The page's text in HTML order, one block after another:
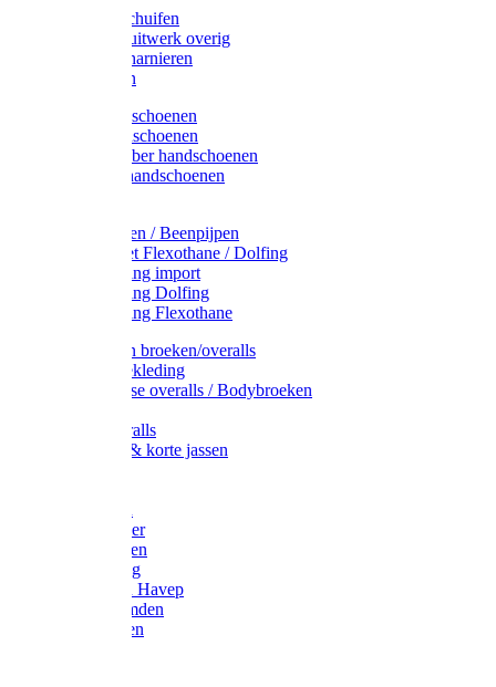
Grendels/schuifen
Hang en sluitwerk overig
Hengen/scharnieren
Scharnieren
Latex handschoenen
Leren handschoenen
PVC / Rubber handschoenen
Katoenen handschoenen
Plukmouwen / Beenpijpen
Reparatieset Flexothane / Dolfing
Regenkleding import
Regenkleding Dolfing
Regenkleding Flexothane
Toebehoren broeken/overalls
Signalisatiekleding
Amerikaanse overalls / Bodybroeken
Kinderoveralls
Stofjassen & korte jassen
Bodywarmer
Werkbroeken
Zaagkleding
Werkjassen Havep
Thermohemden
Overhemden